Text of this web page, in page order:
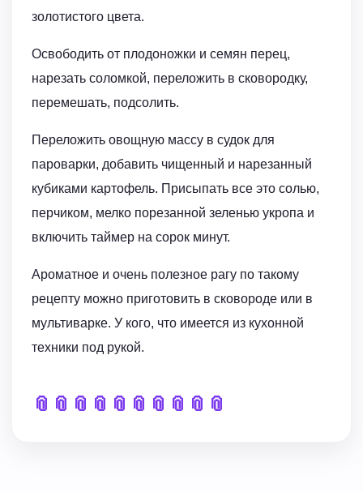
золотистого цвета.
Освободить от плодоножки и семян перец,
нарезать соломкой, переложить в сковородку,
перемешать, подсолить.
Переложить овощную массу в судок для
пароварки, добавить чищенный и нарезанный
кубиками картофель. Присыпать все это солью,
перчиком, мелко порезанной зеленью укропа и
включить таймер на сорок минут.
Ароматное и очень полезное рагу по такому
рецепту можно приготовить в сковороде или в
мультиварке. У кого, что имеется из кухонной
техники под рукой.
📎 📎 📎 📎 📎 📎 📎 📎 📎 📎